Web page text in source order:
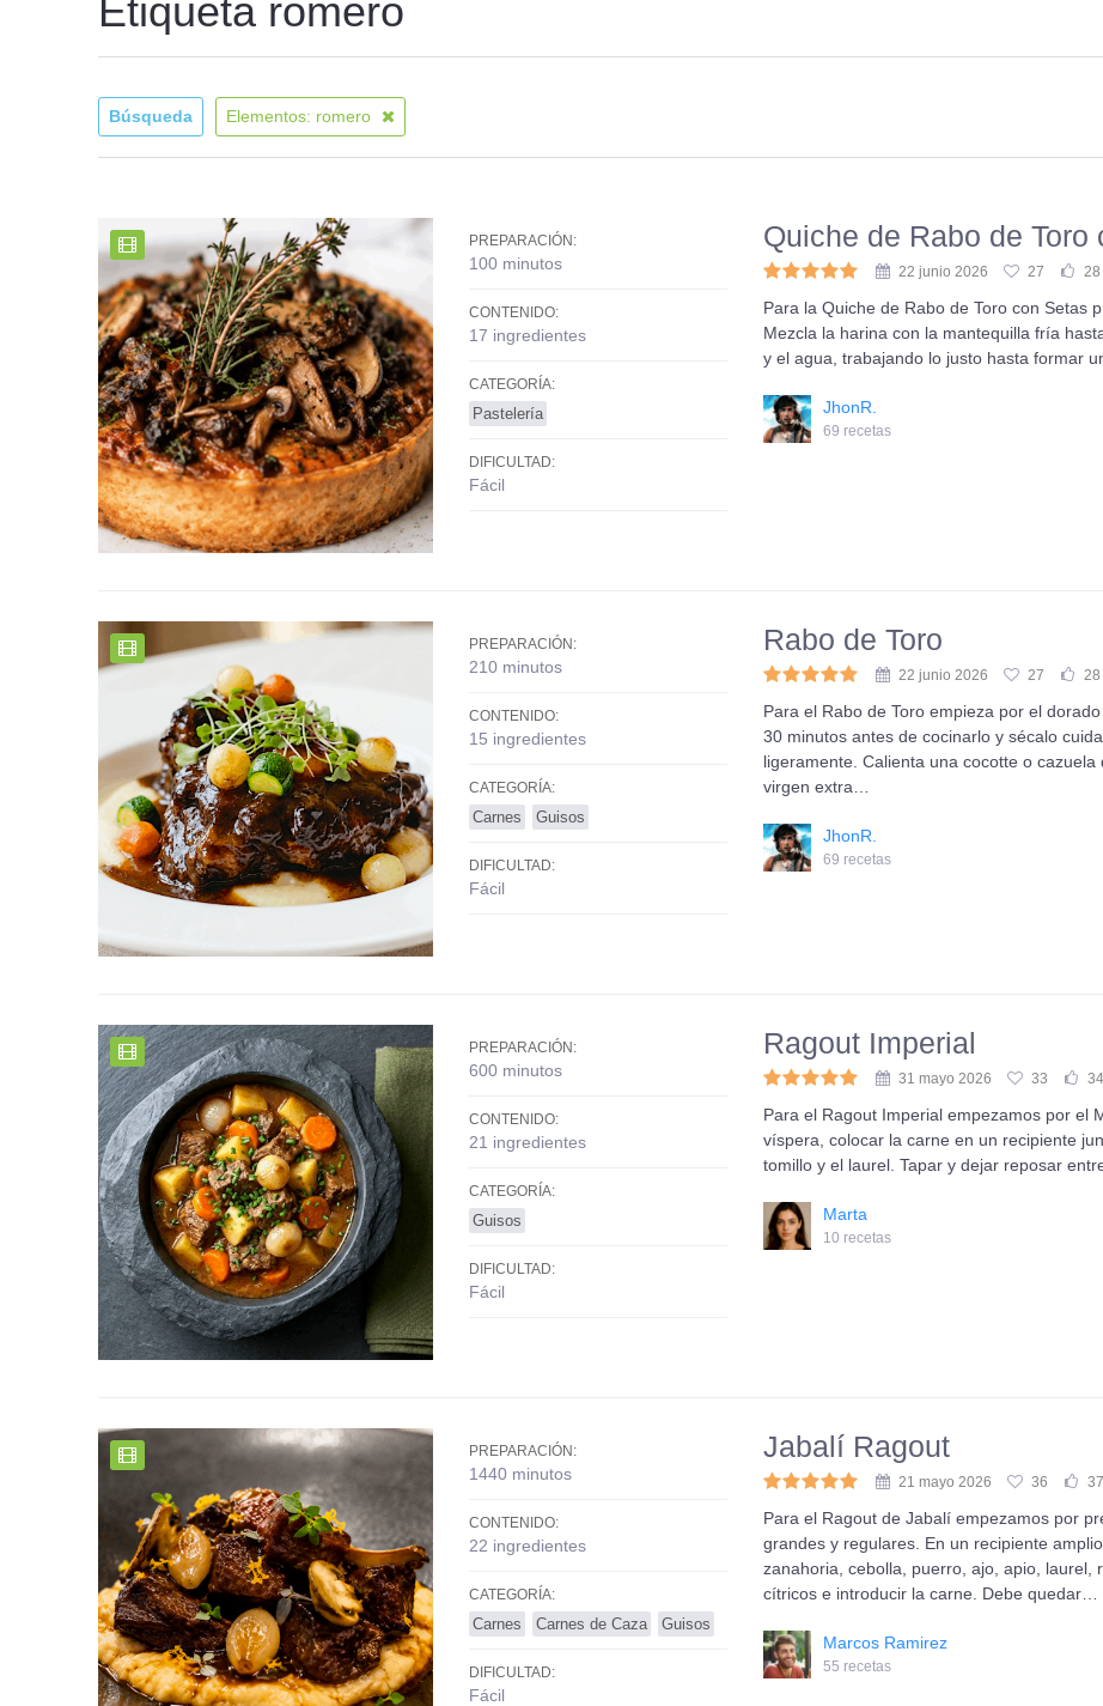
Etiqueta romero
Búsqueda Elementos: romero
PREPARACIÓN:
100 minutos
CONTENIDO:
17 ingredientes
CATEGORÍA:
Pastelería
DIFICULTAD:
Fácil
Quiche de Rabo de Toro
22 junio 2026 27 28
Para la Quiche de Rabo de Toro con Setas
Mezcla la harina con la mantequilla fría
y el agua, trabajando lo justo hasta formar
JhonR.
69 recetas
PREPARACIÓN:
210 minutos
CONTENIDO:
15 ingredientes
CATEGORÍA:
Carnes Guisos
DIFICULTAD:
Fácil
Rabo de Toro
22 junio 2026 27 28
Para el Rabo de Toro empieza por el
30 minutos antes de cocinarlo y sécalo
ligeramente. Calienta una cocotte o
virgen extra…
JhonR.
69 recetas
PREPARACIÓN:
600 minutos
CONTENIDO:
21 ingredientes
CATEGORÍA:
Guisos
DIFICULTAD:
Fácil
Ragout Imperial
31 mayo 2026 33 34
Para el Ragout Imperial empezamos por el
víspera, colocar la carne en un recipiente
tomillo y el laurel. Tapar y dejar reposar
Marta
10 recetas
PREPARACIÓN:
1440 minutos
CONTENIDO:
22 ingredientes
CATEGORÍA:
Carnes Carnes de Caza Guisos
DIFICULTAD:
Fácil
Jabalí Ragout
21 mayo 2026 36 37
Para el Ragout de Jabalí empezamos por
grandes y regulares. En un recipiente
zanahoria, cebolla, puerro, ajo, apio, laurel,
cítricos e introducir la carne. Debe quedar…
Marcos Ramirez
55 recetas